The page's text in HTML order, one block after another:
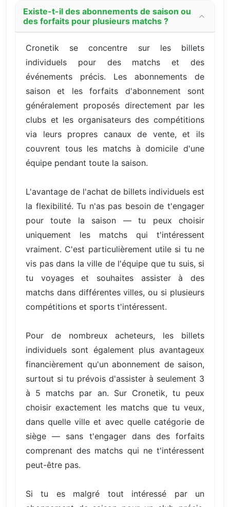
Existe-t-il des abonnements de saison ou
des forfaits pour plusieurs matchs ?
Cronetik se concentre sur les billets
individuels pour des matchs et des
événements précis. Les abonnements de
saison et les forfaits d'abonnement sont
généralement proposés directement par les
clubs et les organisateurs des compétitions
via leurs propres canaux de vente, et ils
couvrent tous les matchs à domicile d'une
équipe pendant toute la saison.
L'avantage de l'achat de billets individuels est
la flexibilité. Tu n'as pas besoin de t'engager
pour toute la saison — tu peux choisir
uniquement les matchs qui t'intéressent
vraiment. C'est particulièrement utile si tu ne
vis pas dans la ville de l'équipe que tu suis, si
tu voyages et souhaites assister à des
matchs dans différentes villes, ou si plusieurs
compétitions et sports t'intéressent.
Pour de nombreux acheteurs, les billets
individuels sont également plus avantageux
financièrement qu'un abonnement de saison,
surtout si tu prévois d'assister à seulement 3
à 5 matchs par an. Sur Cronetik, tu peux
choisir exactement les matchs que tu veux,
dans quelle ville et avec quelle catégorie de
siège — sans t'engager dans des forfaits
comprenant des matchs qui ne t'intéressent
peut-être pas.
Si tu es malgré tout intéressé par un